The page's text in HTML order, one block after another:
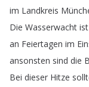
im Landkreis
Die Wasserwacht ist
an Feiertagen im
ansonsten sind die
Bei dieser Hitze